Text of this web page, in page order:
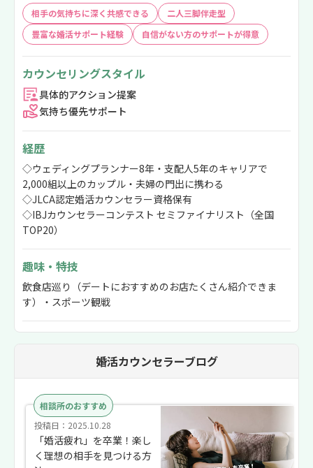
相手の気持ちに深く共感できる
二人三脚伴走型
豊富な婚活サポート経験
自信がない方のサポートが得意
カウンセリングスタイル
具体的アクション提案
気持ち優先サポート
経歴
◇ウェディングプランナー8年・支配人5年のキャリアで
2,000組以上のカップル・夫婦の門出に携わる
◇JLCA認定婚活カウンセラー資格保有
◇IBJカウンセラーコンテスト セミファイナリスト（全国
TOP20）
趣味・特技
飲食店巡り（デートにおすすめのお店たくさん紹介できま
す）・スポーツ観戦
婚活カウンセラーブログ
相談所のおすすめ
投稿日：2025.10.28
「婚活疲れ」を卒業！楽し
く理想の相手を見つける方